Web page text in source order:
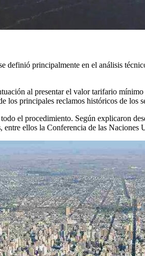
definió principalmente en el análisis
al presentar el valor tarifario
los principales reclamos históricos de los
el procedimiento. Según explicaron
, entre ellos la Conferencia de las